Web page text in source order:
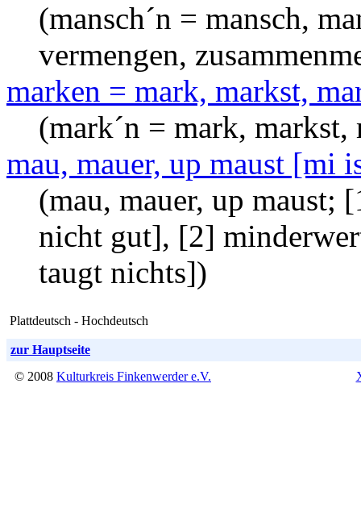
(mansch´n = mansch,
vermengen,
marken = mark, markst,
(mark´n = mark,
mau, mauer, up maust [mi
(mau, mauer, up maust;
nicht gut], [2]
taugt nichts])
Plattdeutsch - Hochdeutsch
zur Hauptseite
© 2008 Kulturkreis Finkenwerder e.V.